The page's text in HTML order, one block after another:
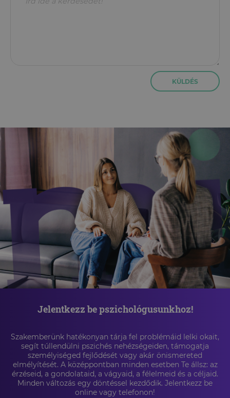
KÜLDÉS
Jelentkezz be pszichológusunkhoz!
Szakemberünk hatékonyan tárja fel problémáid lelki okait,
segít túllendülni pszichés nehézségeiden, támogatja
személyiséged fejlődését vagy akár önismereted
elmélyítését. A középpontban minden esetben Te állsz: az
érzéseid, a gondolataid, a vágyaid, a félelmeid és a céljaid.
Minden változás egy döntéssel kezdődik. Jelentkezz be
online vagy telefonon!